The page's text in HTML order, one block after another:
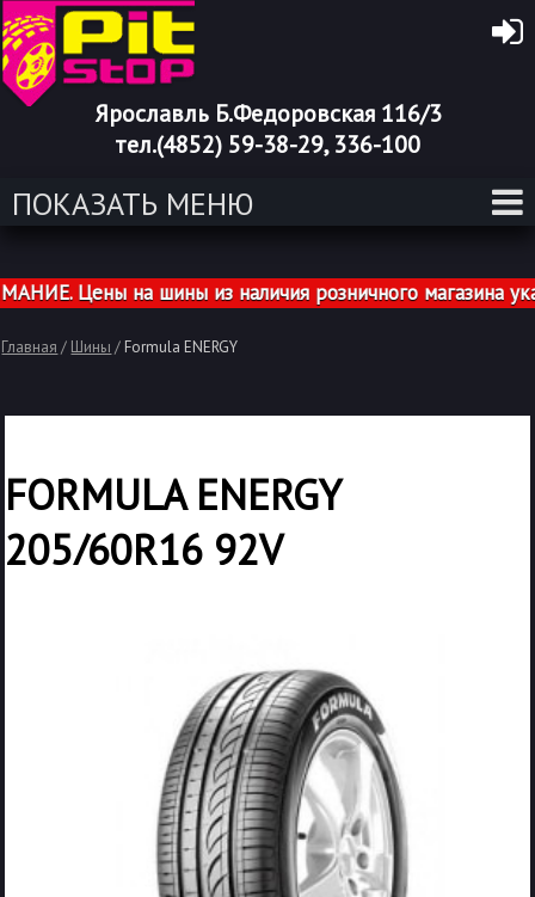
Ярославль Б.Федоровская 116/3
тел.(4852) 59-38-29, 336-100
ПОКАЗАТЬ МЕНЮ
Цены на шины из наличия розничного магазина
Главная / Шины / Formula ENERGY
FORMULA ENERGY
205/60R16 92V